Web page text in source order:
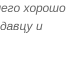
хорошо
и